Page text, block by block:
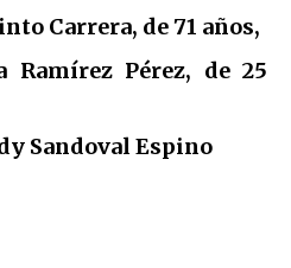
Carrera, de 71 años,
Ramírez Pérez, de 25
Sandoval Espino